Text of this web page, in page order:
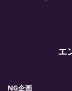
エ
NG企画